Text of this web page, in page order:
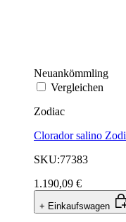
Neuankömmling
Vergleichen
Zodiac
Clorador salino
SKU:77383
1.190,09 €
+ Einkaufswagen